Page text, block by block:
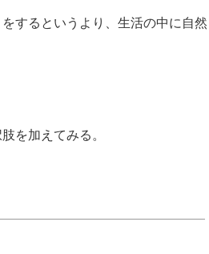
するというより、生活の中に自然
を加えてみる。